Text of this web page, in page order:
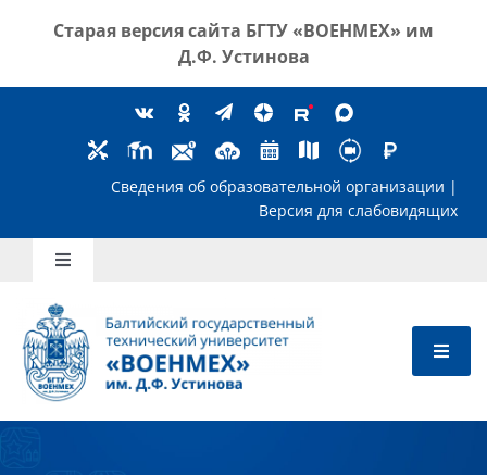
Старая версия сайта БГТУ «ВОЕНМЕХ» им
Д.Ф. Устинова
Сведения об образовательной
Toggle
Школьникам
Абитуриентам